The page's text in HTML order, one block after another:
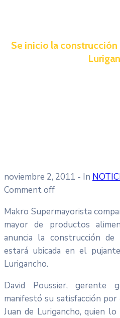
Se inicio la construcción
noviembre 2, 2011 - In
Comment off
Makro Supermayorista
mayor de productos
anuncia la construcción
estará ubicada en el
Lurigancho.
David Poussier, gerente
manifestó su satisfacción
Juan de Lurigancho, quien